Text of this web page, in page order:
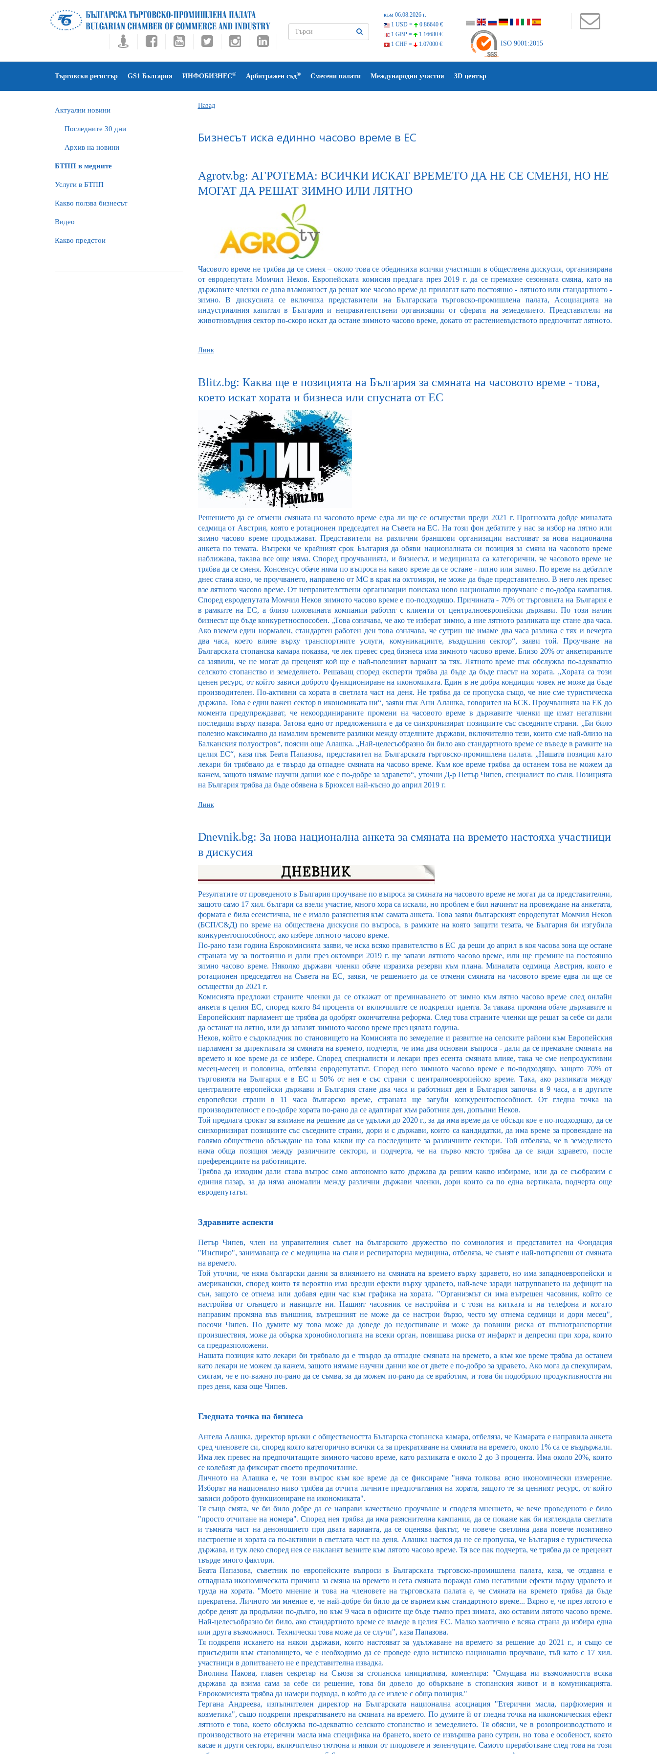
към 06.08.2026 г.
1 USD =
0.86640 €
1 GBP =
1.16680 €
1 CHF =
1.07000 € ISO 9001:2015
Търговски регистър GS1 България ИНФОБИЗНЕС® Арбитражен съд® Смесени палати Международни участия 3D център
Актуални новини
Последните 30 дни
Архив на новини
БTПП в медиите
Услуги в БТПП
Какво ползва бизнесът
Видео
Какво предстои
Назад
Бизнесът иска единно часово време в ЕС
Agrotv.bg: АГРОТЕМА: ВСИЧКИ ИСКАТ ВРЕМЕТО ДА НЕ СЕ СМЕНЯ, НО НЕ
МОГАТ ДА РЕШАТ ЗИМНО ИЛИ ЛЯТНО
Часовото време не трябва да се сменя – около това се обединиха всички участници в обществена дискусия, организирана
от евродепутата Момчил Неков. Европейската комисия предлага през 2019 г. да се премахне сезонната смяна, като на
държавите членки се дава възможност да решат кое часово време да прилагат като постоянно - лятното или стандартното -
зимно. В дискусията се включиха представители на Българската търговско-промишлена палата, Асоциацията на
индустриалния капитал в България и неправителствени организации от сферата на земеделието. Представители на
животновъдния сектор по-скоро искат да остане зимното часово време, докато от растениевъдството предпочитат лятното.
Линк
Blitz.bg: Каква ще е позицията на България за смяната на часовото време - това,
което искат хората и бизнеса или спусната от ЕС
Решението да се отмени смяната на часовото време едва ли ще се осъществи преди 2021 г. Прогнозата дойде миналата
седмица от Австрия, която е ротационен председател на Съвета на ЕС. На този фон дебатите у нас за избор на лятно или
зимно часово време продължават. Представители на различни браншови организации настояват за нова национална
анкета по темата. Въпреки че крайният срок България да обяви националната си позиция за смяна на часовото време
наближава, такава все още няма. Според проучванията, и бизнесът, и медицината са категорични, че часовото време не
трябва да се сменя. Консенсус обаче няма по въпроса на какво време да се остане - лятно или зимно. По време на дебатите
днес стана ясно, че проучването, направено от МС в края на октомври, не може да бъде представително. В него лек превес
взе лятното часово време. От неправителствени организации поискаха ново национално проучване с по-добра кампания.
Според евродепутата Момчил Неков зимното часово време е по-подходящо. Причината - 70% от търговията на България е
в рамките на ЕС, а близо половината компании работят с клиенти от централноевропейски държави. По този начин
бизнесът ще бъде конкуретноспособен. „Това означава, че ако те изберат зимно, а ние лятното разликата ще стане два часа.
Ако вземем един нормален, стандартен работен ден това означава, че сутрин ще имаме два часа разлика с тях и вечерта
два часа, което влияе върху транспортните услуги, комуникациите, въздушния сектор“, заяви той. Проучване на
Българската стопанска камара показва, че лек превес сред бизнеса има зимното часово време. Близо 20% от анкетираните
са заявили, че не могат да преценят кой ще е най-полезният вариант за тях. Лятното време пък обслужва по-адекватно
селското стопанство и земеделието. Решаващ според експерти трябва да бъде да бъде гласът на хората. „Хората са този
ценен ресурс, от който зависи доброто функциониране на икономиката. Eдин в не добра кондиция човек не може да бъде
производителен. По-активни са хората в светлата част на деня. Не трябва да се пропуска също, че ние сме туристическа
държава. Това е един важен сектор в икономиката ни“, заяви пък Ани Алашка, говорител на БСК. Проучванията на ЕК до
момента предупреждават, че некоординираните промени на часовото време в държавите членки ще имат негативни
последици върху пазара. Затова едно от предложенията е да се синхронизират позициите със съседните страни. „Би било
полезно максимално да намалим времевите разлики между отделните държави, включително тези, които сме най-близо на
Балканския полуостров“, поясни още Алашка. „Най-целесъобразно би било ако стандартното време се въведе в рамките на
целия ЕС“, каза пък Беата Папазова, представител на Българската търговско-промишлена палата. „Нашата позиция като
лекари би трябвало да е твърдо да отпадне смяната на часово време. Към кое време трябва да останем това не можем да
кажем, защото нямаме научни данни кое е по-добре за здравето“, уточни Д-р Петър Чипев, специалист по съня. Позицията
на България трябва да бъде обявена в Брюксел най-късно до април 2019 г.
Линк
Dnevnik.bg: За нова национална анкета за смяната на времето настояха участници
в дискусия
Резултатите от проведеното в България проучване по въпроса за смяната на часовото време не могат да са представителни,
защото само 17 хил. българи са взели участие, много хора са искали, но проблем е бил начинът на провеждане на анкетата,
формата е била есеистична, не е имало разяснения към самата анкета. Това заяви българският евродепутат Момчил Неков
(БСП/С&Д) по време на обществена дискусия по въпроса, в рамките на която защити тезата, че България би изгубила
конкурентоспособност, ако избере лятното часово време.
По-рано тази година Еврокомисията заяви, че иска всяко правителство в ЕС да реши до април в коя часова зона ще остане
страната му за постоянно и дали през октомври 2019 г. ще запази лятното часово време, или ще премине на постоянно
зимно часово време. Няколко държави членки обаче изразиха резерви към плана. Миналата седмица Австрия, която е
ротационен председател на Съвета на ЕС, заяви, че решението да се отмени смяната на часовото време едва ли ще се
осъществи до 2021 г.
Комисията предложи страните членки да се откажат от преминаването от зимно към лятно часово време след онлайн
анкета в целия ЕС, според която 84 процента от включилите се подкрепят идеята. За такава промяна обаче държавите и
Европейският парламент ще трябва да одобрят окончателна реформа. След това страните членки ще решат за себе си дали
да останат на лятно, или да запазят зимното часово време през цялата година.
Неков, който е съдокладчик по становището на Комисията по земеделие и развитие на селските райони към Европейския
парламент за директивата за смяната на времето, подчерта, че има два основни въпроса - дали да се премахне смяната на
времето и кое време да се избере. Според специалисти и лекари през есента смяната влияе, така че сме непродуктивни
месец-месец и половина, отбеляза евродепутатът. Според него зимното часово време е по-подходящо, защото 70% от
търговията на България е в ЕС и 50% от нея е със страни с централноевропейско време. Така, ако разликата между
централните европейски държави и България стане два часа и работният ден в България започва в 9 часа, а в другите
европейски страни в 11 часа българско време, страната ще загуби конкурентоспособност. От гледна точка на
производителност е по-добре хората по-рано да се адаптират към работния ден, допълни Неков.
Той предлага срокът за взимане на решение да се удължи до 2020 г., за да има време да се обсъди кое е по-подходящо, да се
синхорнизират позициите със съседните страни, дори и с държави, които са кандидатки, да има време за провеждане на
голямо обществено обсъждане на това какви ще са последиците за различните сектори. Той отбеляза, че в земеделието
няма обща позиция между различните сектори, и подчерта, че на първо място трябва да се види здравето, после
преференциите на работниците.
Трябва да изходим дали става въпрос само автономно като държава да решим какво избираме, или да се съобразим с
единия пазар, за да няма аномалии между различни държави членки, дори които са по една вертикала, подчерта още
евродепутатът.
Здравните аспекти
Петър Чипев, член на управителния съвет на българското дружество по сомнология и представител на Фондация
"Инспиро", занимаваща се с медицина на съня и респираторна медицина, отбеляза, че сънят е най-потърпевш от смяната
на времето.
Той уточни, че няма български данни за влиянието на смяната на времето върху здравето, но има западноевропейски и
американски, според които тя вероятно има вредни ефекти върху здравето, най-вече заради натрупването на дефицит на
сън, защото се отнема или добавя един час към графика на хората. "Организмът си има вътрешен часовник, който се
настройва от слънцето и навиците ни. Нашият часовник се настройва и с този на китката и на телефона и когато
направим промяна във външния, вътрешният не може да се настрои бързо, често му отнема седмици и дори месец",
посочи Чипев. По думите му това може да доведе до недоспиване и може да повиши риска от пътнотранспортни
произшествия, може да обърка хронобиологията на всеки орган, повишава риска от инфаркт и депресии при хора, които
са предразположени.
Нашата позиция като лекари би трябвало да е твърдо да отпадне смяната на времето, а към кое време трябва да останем
като лекари не можем да кажем, защото нямаме научни данни кое от двете е по-добро за здравето, Ако мога да спекулирам,
смятам, че е по-важно по-рано да се съмва, за да можем по-рано да се вработим, и това би подобрило продуктивността ни
през деня, каза още Чипев.
Гледната точка на бизнеса
Ангела Алашка, директор връзки с обществеността Българска стопанска камара, отбеляза, че Камарата е направила анкета
сред членовете си, според която категорично всички са за прекратяване на смяната на времето, около 1% са се въздържали.
Има лек превес на предпочитащите зимното часово време, като разликата е около 2 до 3 процента. Има около 20%, които
се колебаят да фиксират своето предпочитание.
Личното на Алашка е, че този въпрос към кое време да се фиксираме "няма толкова ясно икономически измерение.
Изборът на национално ниво трябва да отчита личните предпочитания на хората, защото те за ценният ресурс, от който
зависи доброто функциониране на икономиката".
Тя също смята, че би било добре да се направи качествено проучване и споделя мнението, че вече проведеното е било
"просто отчитане на номера". Според нея трябва да има разяснителна кампания, да се покаже как би изглеждала светлата
и тъмната част на денонощието при двата варианта, да се оценява фактът, че повече светлина дава повече позитивно
настроение и хората са по-активни в светлата част на деня. Алашка настоя да не се пропуска, че България е туристическа
държава, и тук леко според нея се накланят везните към лятото часово време. Тя все пак подчерта, че трябва да се преценят
твърде много фактори.
Беата Папазова, съветник по европейските въпроси в Българската търговско-промишлена палата, каза, че отдавна е
отпаднала икономическата причина за смяна на времето и сега смяната поражда само негативни ефекти върху здравето и
труда на хората. "Моето мнение и това на членовете на търговската палата е, че смяната на времето трябва да бъде
прекратена. Личното ми мнение е, че най-добре би било да се върнем към стандартното време... Вярно е, че през лятото е
добре денят да продължи по-дълго, но към 9 часа в офисите ще бъде тъмно през зимата, ако оставим лятото часово време.
Най-целесъобразно би било, ако стандартното време се въведе в целия ЕС. Малко хаотично е всяка страна да избира една
или друга възможност. Технически това може да се случи", каза Папазова.
Тя подкрепя искането на някои държави, които настояват за удължаване на времето за решение до 2021 г., и също се
присъедини към становището, че е необходимо да се проведе едно истинско национално проучване, тъй като с 17 хил.
участници в допитването не е представителна извадка.
Виолина Накова, главен секретар на Съюза за стопанска инициатива, коментира: "Смущава ни възможността всяка
държава да взима сама за себе си решение, това би довело до объркване в стопанския живот и в комуникацията.
Еврокомисията трябва да намери подхода, в който да се излезе с обща позиция."
Гергана Андреева, изпълнителен директор на Българската национална асоциация "Етерични масла, парфюмерия и
козметика", също подкрепи прекратяването на смяната на времето. По думите й от гледна точка на икономическия ефект
лятното е това, което обслужва по-адекватно селското стопанство и земеделието. Тя обясни, че в розопроизводството и
производството на етерични масла има специфика на брането, което се извършва рано сутрин, но това е особеност, която
касае и други сектори, включително тютюна и някои от плодовете и зеленчуците. Самото преработване след това на този